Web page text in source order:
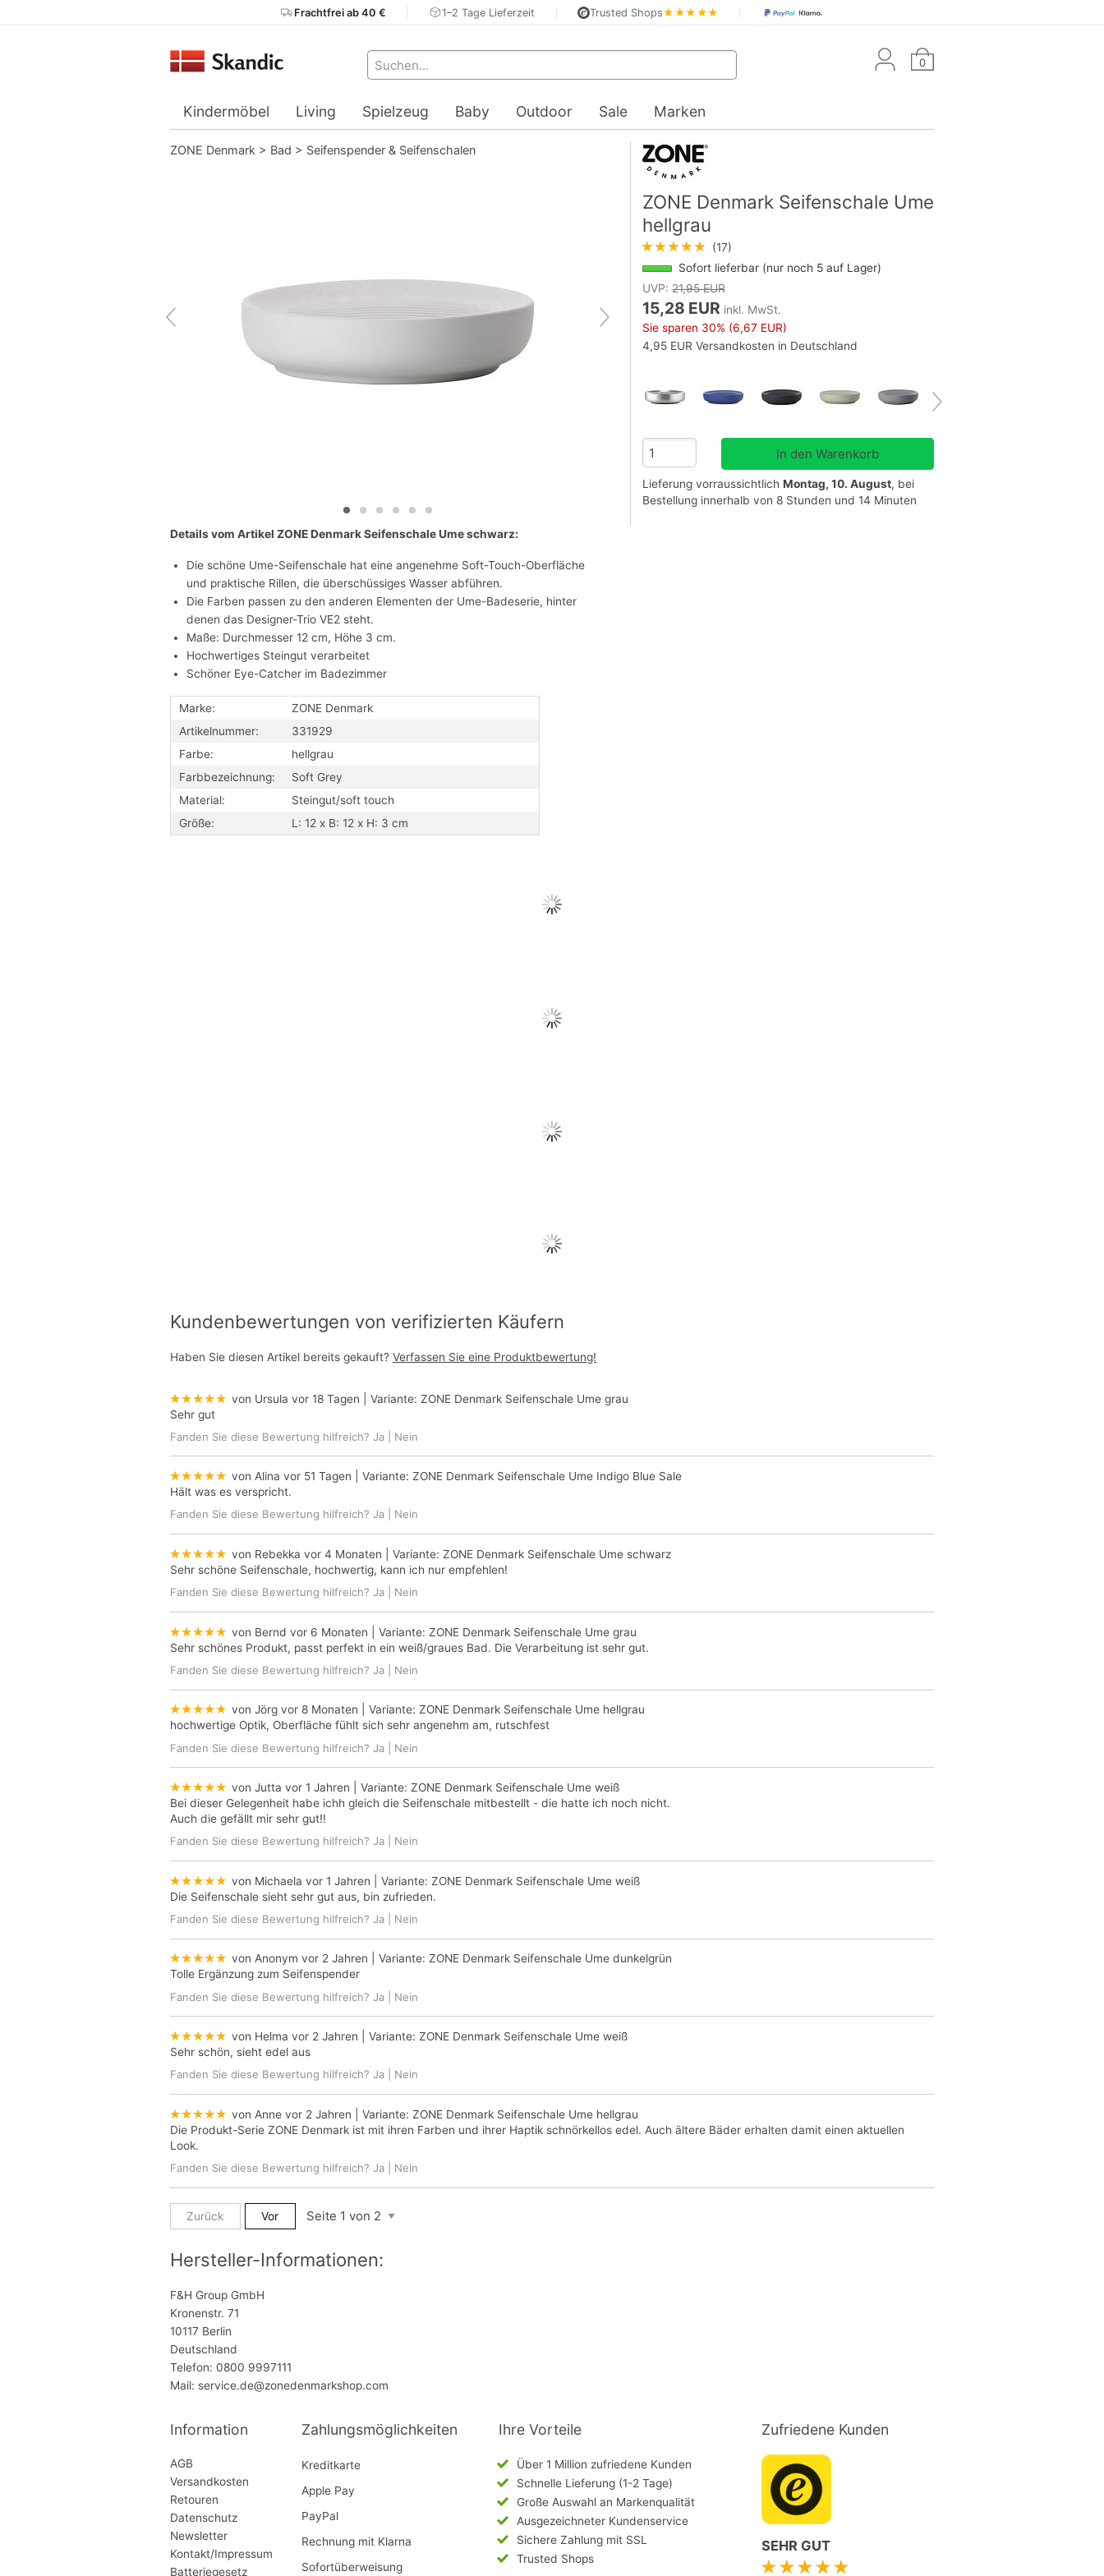
Frachtfrei ab 40 € 1–2 Tage Lieferzeit Trusted Shops★★★★★
0
Kindermöbel Living Spielzeug Baby Outdoor Sale Marken
ZONE Denmark > Bad > Seifenspender & Seifenschalen
ZONE Denmark Seifenschale Ume
hellgrau
★★★★★
(17)
Sofort lieferbar (nur noch 5 auf Lager)
UVP:21,95 EUR
15,28 EUR inkl. MwSt.
Sie sparen 30% (6,67 EUR)
4,95 EUR Versandkosten in Deutschland
Lieferung vorraussichtlich Montag, 10. August, bei
Bestellung innerhalb von 8 Stunden und 14 Minuten
Details vom Artikel ZONE Denmark Seifenschale Ume schwarz:
Die schöne Ume-Seifenschale hat eine angenehme Soft-Touch-Oberfläche
und praktische Rillen, die überschüssiges Wasser abführen.
Die Farben passen zu den anderen Elementen der Ume-Badeserie, hinter
denen das Designer-Trio VE2 steht.
Maße: Durchmesser 12 cm, Höhe 3 cm.
Hochwertiges Steingut verarbeitet
Schöner Eye-Catcher im Badezimmer
Marke:
ZONE Denmark
Artikelnummer:
331929
Farbe:
hellgrau
Farbbezeichnung:
Soft Grey
Material:
Steingut/soft touch
Größe:
L: 12 x B: 12 x H: 3 cm
Kundenbewertungen von verifizierten Käufern
Haben Sie diesen Artikel bereits gekauft? Verfassen Sie eine Produktbewertung!
★★★★★ von Ursula vor 18 Tagen | Variante: ZONE Denmark Seifenschale Ume grau
Sehr gut
Fanden Sie diese Bewertung hilfreich? Ja Nein
★★★★★ von Alina vor 51 Tagen | Variante: ZONE Denmark Seifenschale Ume Indigo Blue Sale
Hält was es verspricht.
Fanden Sie diese Bewertung hilfreich? Ja Nein
★★★★★ von Rebekka vor 4 Monaten | Variante: ZONE Denmark Seifenschale Ume schwarz
Sehr schöne Seifenschale, hochwertig, kann ich nur empfehlen!
Fanden Sie diese Bewertung hilfreich? Ja Nein
★★★★★ von Bernd vor 6 Monaten | Variante: ZONE Denmark Seifenschale Ume grau
Sehr schönes Produkt, passt perfekt in ein weiß/graues Bad. Die Verarbeitung ist sehr gut.
Fanden Sie diese Bewertung hilfreich? Ja Nein
★★★★★ von Jörg vor 8 Monaten | Variante: ZONE Denmark Seifenschale Ume hellgrau
hochwertige Optik, Oberfläche fühlt sich sehr angenehm am, rutschfest
Fanden Sie diese Bewertung hilfreich? Ja Nein
★★★★★ von Jutta vor 1 Jahren | Variante: ZONE Denmark Seifenschale Ume weiß
Bei dieser Gelegenheit habe ichh gleich die Seifenschale mitbestellt - die hatte ich noch nicht.
Auch die gefällt mir sehr gut!!
Fanden Sie diese Bewertung hilfreich? Ja Nein
★★★★★ von Michaela vor 1 Jahren | Variante: ZONE Denmark Seifenschale Ume weiß
Die Seifenschale sieht sehr gut aus, bin zufrieden.
Fanden Sie diese Bewertung hilfreich? Ja Nein
★★★★★ von Anonym vor 2 Jahren | Variante: ZONE Denmark Seifenschale Ume dunkelgrün
Tolle Ergänzung zum Seifenspender
Fanden Sie diese Bewertung hilfreich? Ja Nein
★★★★★ von Helma vor 2 Jahren | Variante: ZONE Denmark Seifenschale Ume weiß
Sehr schön, sieht edel aus
Fanden Sie diese Bewertung hilfreich? Ja Nein
★★★★★ von Anne vor 2 Jahren | Variante: ZONE Denmark Seifenschale Ume hellgrau
Die Produkt-Serie ZONE Denmark ist mit ihren Farben und ihrer Haptik schnörkellos edel. Auch ältere Bäder erhalten damit einen aktuellen
Look.
Fanden Sie diese Bewertung hilfreich? Ja Nein
Zurück Vor
Hersteller-Informationen:
F&H Group GmbH
Kronenstr. 71
10117 Berlin
Deutschland
Telefon: 0800 9997111
Mail: service.de@zonedenmarkshop.com
Information
AGB
Versandkosten
Retouren
Datenschutz
Newsletter
Kontakt/Impressum
Batteriegesetz
Zahlungsmöglichkeiten
Kreditkarte
Apple Pay
PayPal
Rechnung mit Klarna
Sofortüberweisung
Ihre Vorteile
Über 1 Million zufriedene Kunden
Schnelle Lieferung (1-2 Tage)
Große Auswahl an Markenqualität
Ausgezeichneter Kundenservice
Sichere Zahlung mit SSL
Trusted Shops
Zufriedene Kunden
SEHR GUT
★★★★★